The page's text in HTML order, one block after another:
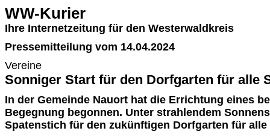
WW-Kurier
Ihre Internetzeitung für den Westerwaldkreis
Pressemitteilung vom 14.04.2024
Vereine
Sonniger Start für den Dorfgarten für alle
In der Gemeinde Nauort hat die Errichtung eines
Begegnung begonnen. Unter strahlendem
Spatenstich für den zukünftigen Dorfgarten für alle